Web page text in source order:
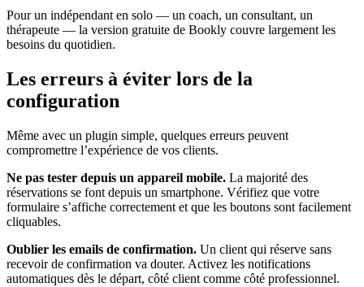
Pour un indépendant en solo — un coach, un consultant, un
thérapeute — la version gratuite de Bookly couvre largement les
besoins du quotidien.
Les erreurs à éviter lors de la
configuration
Même avec un plugin simple, quelques erreurs peuvent
compromettre l’expérience de vos clients.
Ne pas tester depuis un appareil mobile. La majorité des
réservations se font depuis un smartphone. Vérifiez que votre
formulaire s’affiche correctement et que les boutons sont facilement
cliquables.
Oublier les emails de confirmation. Un client qui réserve sans
recevoir de confirmation va douter. Activez les notifications
automatiques dès le départ, côté client comme côté professionnel.